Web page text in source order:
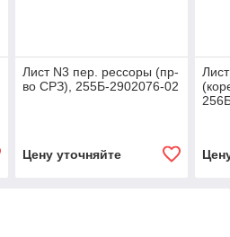
Лист N3 пер. рессоры (пр-
во СРЗ), 255Б-2902076-02
Цену уточняйте